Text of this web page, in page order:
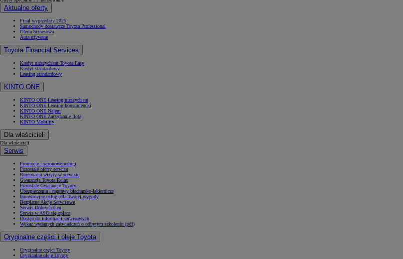
Aktualne oferty
Finał wyprzedaży 2025
Samochody dostawcze Toyota Professional
Oferta biznesowa
Auta używane
Toyota Financial Services
Kredyt niższych rat Toyota Easy
Kredyt standardowy
Leasing standardowy
KINTO ONE
KINTO ONE Leasing niższych rat
KINTO ONE Leasing konsumencki
KINTO ONE Najem
KINTO ONE Zarządzanie flotą
KINTO Mobility
Dla właścicieli
Dla właścicieli
Serwis
Promocje i sezonowe usługi
Pozostałe oferty serwisu
Rezerwacja wizyty w serwisie
Gwarancja Toyota Relax
Pozostałe Gwarancje Toyoty
Ubezpieczenia i naprawy blacharsko-lakiernicze
Innowacyjne usługi dla Twojej wygody
Bezpłatne Akcje Serwisowe
Serwis Dobrych Cen
Serwis w ASO się opłaca
Dostęp do informacji serwisowych
Wykaz wydanych zaświadczeń o odbytym szkoleniu (pdf)
Oryginalne części i oleje Toyota
Oryginalne części Toyoty
Oryginalne oleje Toyoty